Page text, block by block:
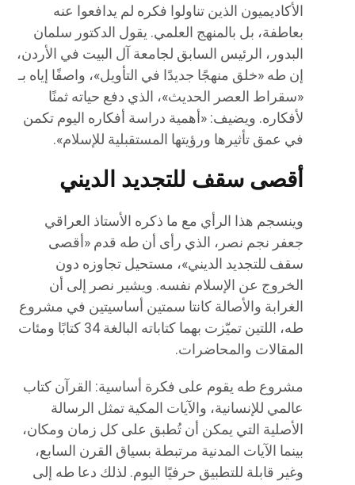
الأكاديميون الذين تناولوا فكره لم يدافعوا عنه
بعاطفة، بل بالمنهج العلمي. يقول الدكتور سلمان
البدور، الرئيس السابق لجامعة آل البيت في الأردن،
إن طه «خلق منهجًا جديدًا في التأويل»، واصفًا إياه بـ
«سقراط العصر الحديث»، الذي دفع حياته ثمنًا
لأفكاره. ويضيف: «أهمية دراسة أفكاره اليوم تكمن
في عمق تأثيرها ورؤيتها المستقبلية للإسلام».
أقصى سقف للتجديد الديني
وينسجم هذا الرأي مع ما ذكره الأستاذ العراقي
جعفر نجم نصر، الذي رأى أن طه قدم «أقصى
سقف للتجديد الديني»، مستحيل تجاوزه دون
الخروج عن الإسلام نفسه. ويشير نصر إلى أن
الغرابة والأصالة كانتا سمتين أساسيتين في مشروع
طه، اللتين تميّزت بهما كتاباته البالغة 34 كتابًا ومئات
المقالات والمحاضرات.
مشروع طه يقوم على فكرة أساسية: القرآن كتاب
عالمي للإنسانية، والآيات المكية تمثل الرسالة
الأصلية التي يمكن أن تُطبق على كل زمان ومكان،
بينما الآيات المدنية مرتبطة بسياق القرن السابع،
وغير قابلة للتطبيق حرفيًا اليوم. لذلك دعا طه إلى